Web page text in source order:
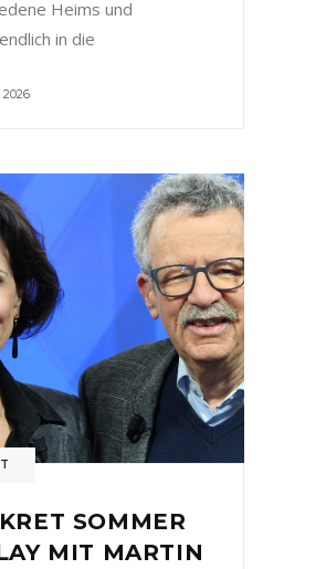
Heims und
in die
SOMMER
MIT MARTIN